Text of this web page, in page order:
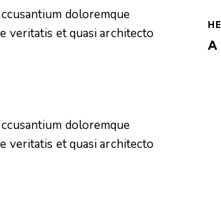
doloremque
veritatis et quasi architecto
doloremque
veritatis et quasi architecto
A